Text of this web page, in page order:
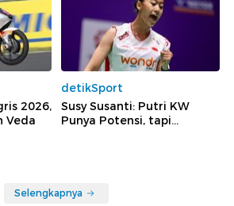
2026,
Veda
detikSport
Susy Susanti: Putri KW
Punya Potensi, tapi...
Selengkapnya